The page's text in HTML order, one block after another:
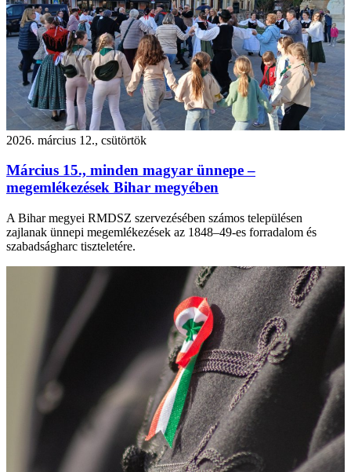
2026. március 12., csütörtök
Március 15., minden magyar ünnepe –
megemlékezések Bihar megyében
A Bihar megyei RMDSZ szervezésében számos településen
zajlanak ünnepi megemlékezések az 1848–49-es forradalom és
szabadságharc tiszteletére.